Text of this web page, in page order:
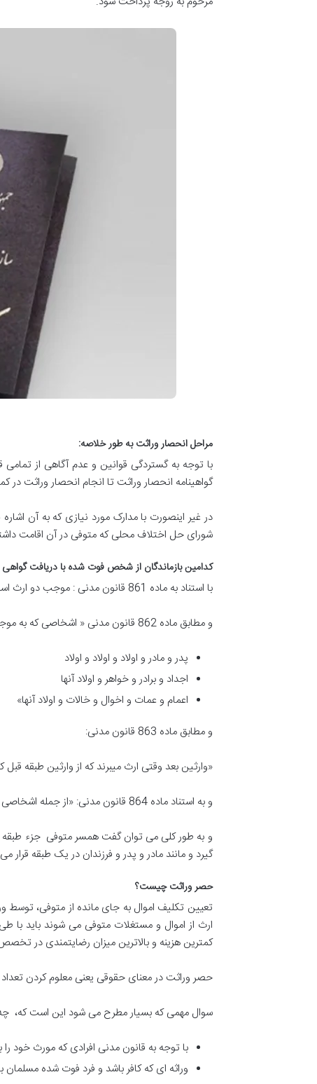
مراحل انحصار وراثت به طور خلاصه:
با توجه به گستردگی قوانین و عدم آگاهی از
گواهینامه انحصار وراثت تا انجام انحصار وراثت در
در غیر اینصورت با مدارک مورد نیازی که به آن
شورای حل اختلاف محلی که متوفی در آن اقامت
کدامین بازماندگان از شخص فوت شده با دریافت
با استناد به ماده 861 قانون مدنی : موجب دو ارث است نسب و سبب.
و مطابق ماده 862 قانون مدنی « اشخاصی که به موجب نسب می توانند ارث ببرند به سه دسته طبقه اند.
پدر و مادر و اولاد و اولاد و اولاد
اجداد و برادر و خواهر و اولاد آنها
اعمام و عمات و اخوال و خالات و اولاد آنها»
و مطابق ماده 863 قانون مدنی:
«وارثین بعد وقتی ارث میبرند که از وارثین طبقه
و به استناد ماده 864 قانون مدنی: «از جمله اشخاصی که به موجب سبب ارث می برند هر یک از زوجین است که در حین فوت دیگری زنده باشد.»
و به طور کلی می توان گفت همسر متوفی جزء
گیرد و مانند مادر و پدر و فرزندان در یک طبقه
حصر وراثت چیست؟
تعیین تکلیف اموال به جای مانده از متوفی،
ارث از اموال و مستغلات متوفی می شوند باید با
کمترین هزینه و بالاترین میزان رضایتمندی در
حصر وراثت در معنای حقوقی یعنی معلوم کردن
سوال مهمی که بسیار مطرح می شود این است که،
با توجه به قانون مدنی افرادی که مورث خود
وراثه ای که کافر باشد و فرد فوت شده مسلمان